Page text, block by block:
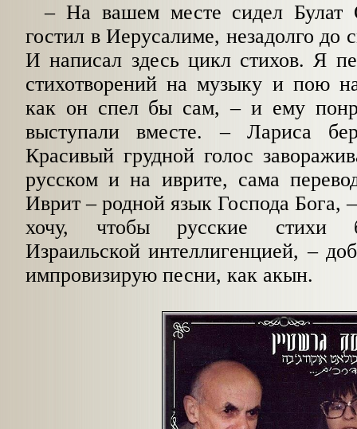
– На вашем месте сидел Булат
гостил в Иерусалиме, незадолго до
И написал здесь цикл стихов. Я
стихотворений на музыку и пою
как он спел бы сам, – и ему
выступали вместе. – Лариса
Красивый грудной голос
русском и на иврите, сама
Иврит – родной язык Господа Бога,
хочу, чтобы русские стихи
Израильской интеллигенцией, –
импровизирую песни, как акын.